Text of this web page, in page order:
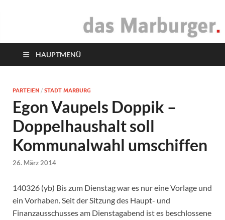
das Marburger.
HAUPTMENÜ
PARTEIEN / STADT MARBURG
Egon Vaupels Doppik –
Doppelhaushalt soll
Kommunalwahl umschiffen
26. März 2014
140326 (yb) Bis zum Dienstag war es nur eine Vorlage und
ein Vorhaben. Seit der Sitzung des Haupt- und
Finanzausschusses am Dienstagabend ist es beschlossene